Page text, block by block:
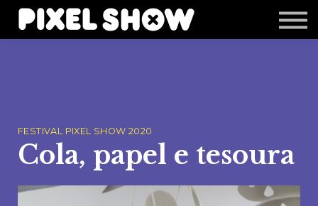
Shop
Revista Zupi
FESTIVAL PIXEL SHOW 2020
Cola, papel e tesoura